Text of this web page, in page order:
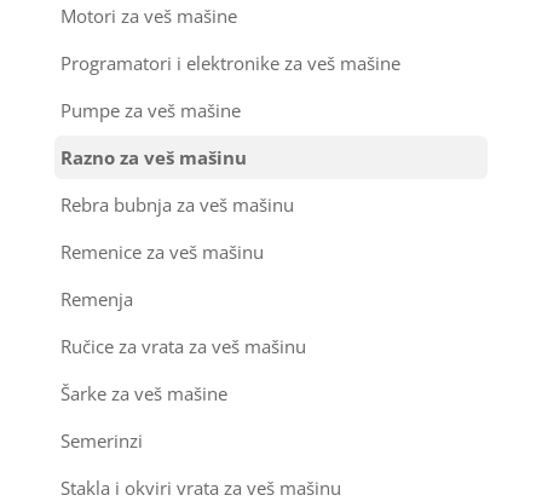
Motori za veš mašine
Programatori i elektronike za veš mašine
Pumpe za veš mašine
Razno za veš mašinu
Rebra bubnja za veš mašinu
Remenice za veš mašinu
Remenja
Ručice za vrata za veš mašinu
Šarke za veš mašine
Semerinzi
Stakla i okviri vrata za veš mašinu